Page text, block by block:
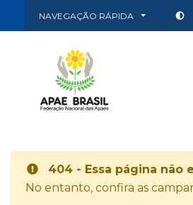
NAVEGAÇÃO RÁPIDA
404 - Essa página não
No entanto, confira as